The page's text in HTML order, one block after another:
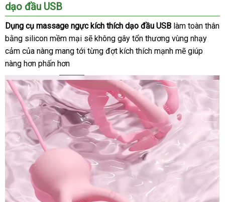
vụ
dạo đầu USB
Dụng cụ massage ngực kích thích dạo đầu USB làm toàn thân
bằng silicon mềm mại giá
rẻ
sẽ không gây tổn thương vùng nhạy
cảm showroom
của nàng mang tới từng đợt kích thích mạnh mẽ giúp
nàng hơn phấn hơn